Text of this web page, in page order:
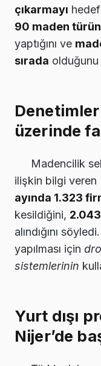
çıkarmayı
90 maden
yaptığını ve
sırada olduğunu
üzerinde
Madencilik
ilişkin bilgi veren
ayında 1.323
kesildiğini,
alındığını
yapılması için
sistemlerinin
Yurt dışı
Nijer’de